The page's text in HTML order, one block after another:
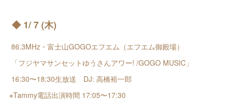
◆ 1/ 7 (木)
86.3MHz・富士山GOGOエフエム（エフエム御殿場）
「フジヤマサンセットゆうさんアワー! /GOGO MUSIC」
16:30〜18:30生放送 DJ: 高橋裕一郎
※Tammy電話出演時間 17:05〜17:30